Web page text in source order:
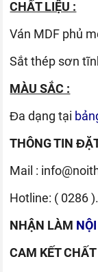
CHẤT LIỆU :
Ván MDF phủ
Sắt thép sơn
MÀU SẮC :
Đa dạng tại
THÔNG TIN
Mail :
Hotline: ( 0286
NHẬN LÀM
CAM KẾT